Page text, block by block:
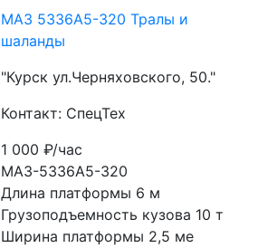
МАЗ 5336А5-320 Тралы и
шаланды
"Курск ул.Черняховского, 50."
Контакт: СпецТех
1 000₽/час
МАЗ-5336А5-320
Длина платформы 6 м
Грузоподъемность кузова 10 т
Ширина платформы 2,5 ме